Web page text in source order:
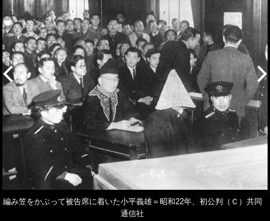
編み笠をかぶって被告席に着いた小平義雄＝昭和22年、初公判（Ｃ）共同
通信社